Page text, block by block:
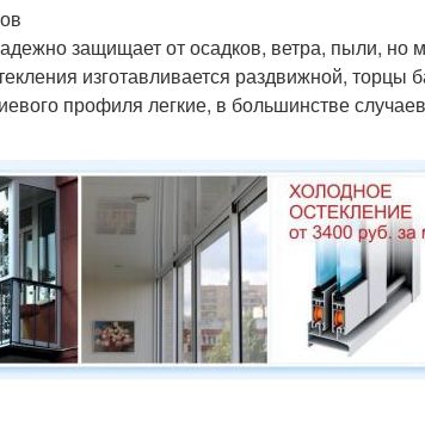
защищает от осадков, ветра, пыли, но
изготавливается раздвижной, торцы
профиля легкие, в большинстве